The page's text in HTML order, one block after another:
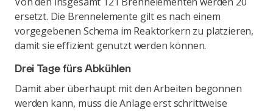
ersetzt. Die Brennelemente gilt es nach einem
vorgegebenen Schema im Reaktorkern zu platzieren,
damit sie effizient genutzt werden können.
Drei Tage fürs Abkühlen
Damit aber überhaupt mit den Arbeiten begonnen
werden kann, muss die Anlage erst schrittweise